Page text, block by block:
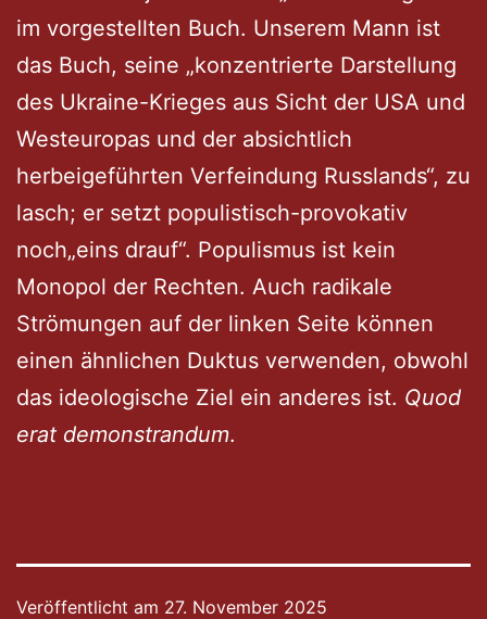
im vorgestellten Buch. Unserem Mann ist
das Buch, seine „konzentrierte Darstellung
des Ukraine-Krieges aus Sicht der USA und
Westeuropas und der absichtlich
herbeigeführten Verfeindung Russlands“, zu
lasch; er setzt populistisch-provokativ
noch„eins drauf“. Populismus ist kein
Monopol der Rechten. Auch radikale
Strömungen auf der linken Seite können
einen ähnlichen Duktus verwenden, obwohl
das ideologische Ziel ein anderes ist. Quod
erat demonstrandum.
Veröffentlicht am 27. November 2025